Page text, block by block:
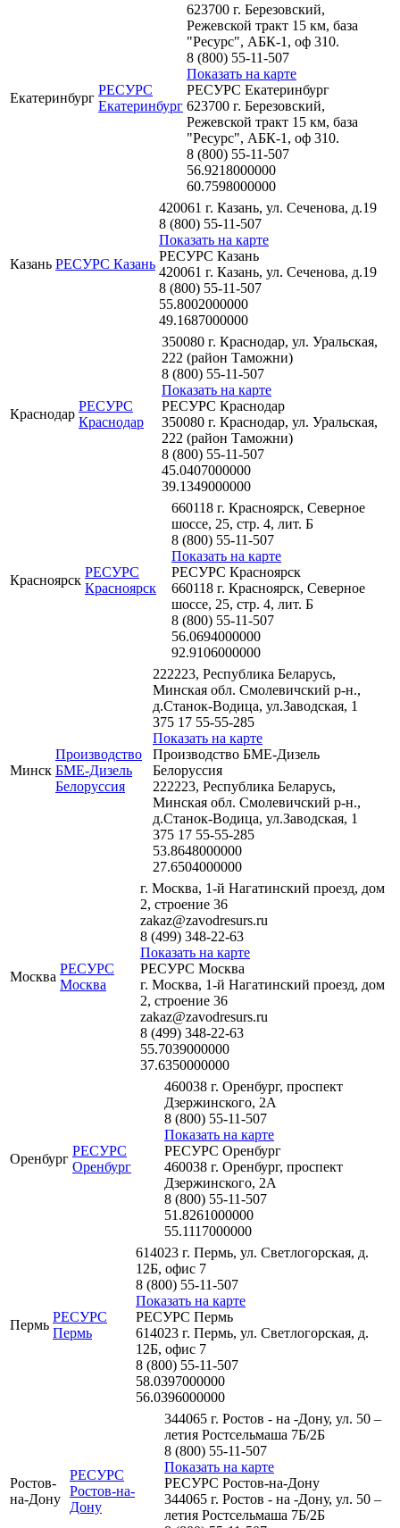
Екатеринбург
РЕСУРС
Екатеринбург
623700 г. Березовский,
Режевской тракт 15 км, база
"Ресурс", АБК-1, оф 310.
8 (800) 55-11-507
Показать на карте
РЕСУРС Екатеринбург
623700 г. Березовский,
Режевской тракт 15 км, база
"Ресурс", АБК-1, оф 310.
8 (800) 55-11-507
56.9218000000
60.7598000000
Казань РЕСУРС Казань
420061 г. Казань, ул. Сеченова, д.19
8 (800) 55-11-507
Показать на карте
РЕСУРС Казань
420061 г. Казань, ул. Сеченова, д.19
8 (800) 55-11-507
55.8002000000
49.1687000000
Краснодар
РЕСУРС
Краснодар
350080 г. Краснодар, ул. Уральская,
222 (район Таможни)
8 (800) 55-11-507
Показать на карте
РЕСУРС Краснодар
350080 г. Краснодар, ул. Уральская,
222 (район Таможни)
8 (800) 55-11-507
45.0407000000
39.1349000000
Красноярск
РЕСУРС
Красноярск
660118 г. Красноярск, Северное
шоссе, 25, стр. 4, лит. Б
8 (800) 55-11-507
Показать на карте
РЕСУРС Красноярск
660118 г. Красноярск, Северное
шоссе, 25, стр. 4, лит. Б
8 (800) 55-11-507
56.0694000000
92.9106000000
Минск
Производство
БМЕ-Дизель
Белоруссия
222223, Республика Беларусь,
Минская обл. Смолевичский р-н.,
д.Станок-Водица, ул.Заводская, 1
375 17 55-55-285
Показать на карте
Производство БМЕ-Дизель
Белоруссия
222223, Республика Беларусь,
Минская обл. Смолевичский р-н.,
д.Станок-Водица, ул.Заводская, 1
375 17 55-55-285
53.8648000000
27.6504000000
Москва
РЕСУРС
Москва
г. Москва, 1-й Нагатинский проезд, дом
2, строение 36
zakaz@zavodresurs.ru
8 (499) 348-22-63
Показать на карте
РЕСУРС Москва
г. Москва, 1-й Нагатинский проезд, дом
2, строение 36
zakaz@zavodresurs.ru
8 (499) 348-22-63
55.7039000000
37.6350000000
Оренбург
РЕСУРС
Оренбург
460038 г. Оренбург, проспект
Дзержинского, 2А
8 (800) 55-11-507
Показать на карте
РЕСУРС Оренбург
460038 г. Оренбург, проспект
Дзержинского, 2А
8 (800) 55-11-507
51.8261000000
55.1117000000
Пермь
РЕСУРС
Пермь
614023 г. Пермь, ул. Светлогорская, д.
12Б, офис 7
8 (800) 55-11-507
Показать на карте
РЕСУРС Пермь
614023 г. Пермь, ул. Светлогорская, д.
12Б, офис 7
8 (800) 55-11-507
58.0397000000
56.0396000000
Ростов-
на-Дону
РЕСУРС
Ростов-на-
Дону
344065 г. Ростов - на -Дону, ул. 50 –
летия Ростсельмаша 7Б/2Б
8 (800) 55-11-507
Показать на карте
РЕСУРС Ростов-на-Дону
344065 г. Ростов - на -Дону, ул. 50 –
летия Ростсельмаша 7Б/2Б